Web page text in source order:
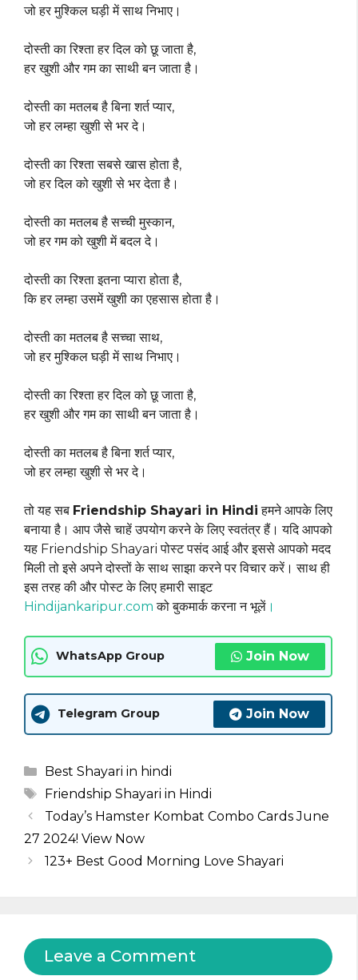
जो हर मुश्किल घड़ी में साथ निभाए।
दोस्ती का रिश्ता हर दिल को छू जाता है,
हर खुशी और गम का साथी बन जाता है।
दोस्ती का मतलब है बिना शर्त प्यार,
जो हर लम्हा खुशी से भर दे।
दोस्ती का रिश्ता सबसे खास होता है,
जो हर दिल को खुशी से भर देता है।
दोस्ती का मतलब है सच्ची मुस्कान,
जो हर गम को खुशी में बदल दे।
दोस्ती का रिश्ता इतना प्यारा होता है,
कि हर लम्हा उसमें खुशी का एहसास होता है।
दोस्ती का मतलब है सच्चा साथ,
जो हर मुश्किल घड़ी में साथ निभाए।
दोस्ती का रिश्ता हर दिल को छू जाता है,
हर खुशी और गम का साथी बन जाता है।
दोस्ती का मतलब है बिना शर्त प्यार,
जो हर लम्हा खुशी से भर दे।
तो यह सब Friendship Shayari in Hindi हमने आपके लिए
बनाया है। आप जैसे चाहें उपयोग करने के लिए स्वतंत्र हैं। यदि आपको
यह Friendship Shayari पोस्ट पसंद आई और इससे आपको मदद
मिली तो इसे अपने दोस्तों के साथ साझा करने पर विचार करें। साथ ही
इस तरह की और पोस्ट के लिए हमारी साइट
Hindijankaripur.com को बुकमार्क करना न भूलें ।
WhatsApp Group Join Now
Telegram Group Join Now
Categories
Best Shayari in hindi
Tags
Friendship Shayari in Hindi
Today’s Hamster Kombat Combo Cards June
27 2024! View Now
123+ Best Good Morning Love Shayari
Leave a Comment